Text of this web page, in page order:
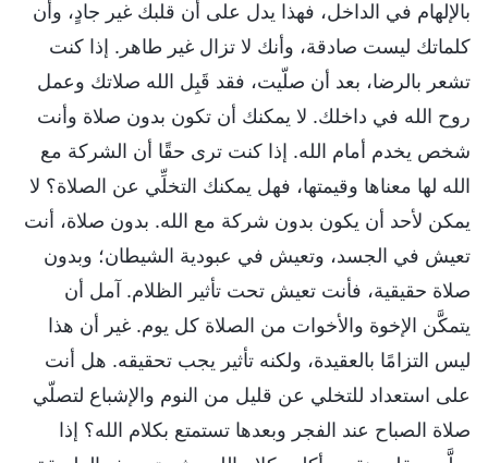
بالإلهام في الداخل، فهذا يدل على أن قلبك غير جادٍ، وأن
كلماتك ليست صادقة، وأنك لا تزال غير طاهر. إذا كنت
تشعر بالرضا، بعد أن صلّيت، فقد قَبِل الله صلاتك وعمل
روح الله في داخلك. لا يمكنك أن تكون بدون صلاة وأنت
شخص يخدم أمام الله. إذا كنت ترى حقًا أن الشركة مع
الله لها معناها وقيمتها، فهل يمكنك التخلِّي عن الصلاة؟ لا
يمكن لأحد أن يكون بدون شركة مع الله. بدون صلاة، أنت
تعيش في الجسد، وتعيش في عبودية الشيطان؛ وبدون
صلاة حقيقية، فأنت تعيش تحت تأثير الظلام. آمل أن
يتمكَّن الإخوة والأخوات من الصلاة كل يوم. غير أن هذا
ليس التزامًا بالعقيدة، ولكنه تأثير يجب تحقيقه. هل أنت
على استعداد للتخلي عن قليل من النوم والإشباع لتصلّي
صلاة الصباح عند الفجر وبعدها تستمتع بكلام الله؟ إذا